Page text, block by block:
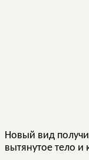
Новый вид
вытянутое тело